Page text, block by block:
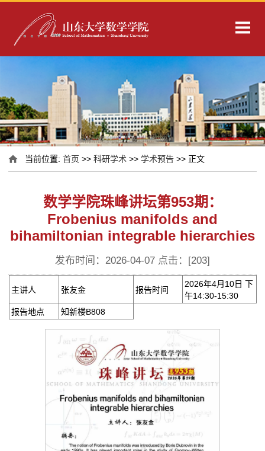
当前位置:首页 >>科研学术 >>学术预告 >> 正文
数学学院珠峰讲坛第953期：
Frobenius manifolds and
bihamiltonian integrable hierarchies
发布时间：2026-04-07 点击：[203]
主讲人 张友金 报告时间
2026年4月10日 下
午14:30-15:30
报告地点
知新楼B808